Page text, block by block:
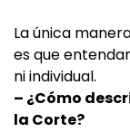
La única
es que
ni individual.
– ¿Cómo
la Corte?